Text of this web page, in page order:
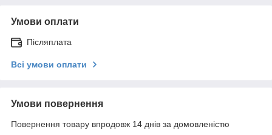
Умови оплати
Післяплата
Всі умови оплати
Умови повернення
Повернення товару впродовж 14 днів за домовленістю